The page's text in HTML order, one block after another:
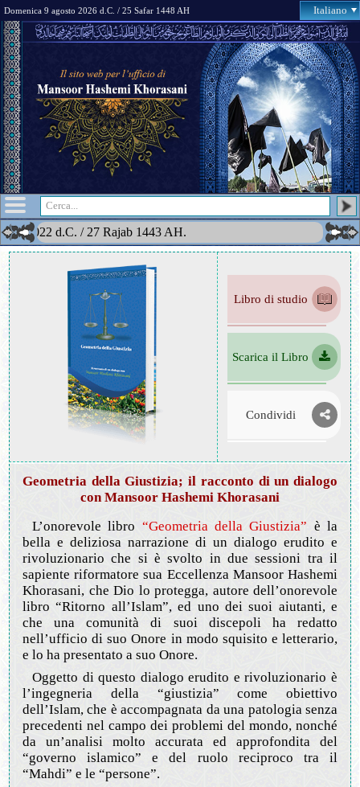
Domenica 9 agosto 2026 d.C. / 25 Safar 1448 AH Italiano
d.C. / 27 Rajab 1443 AH.
Libro di studio
Scarica il Libro
Condividi
Geometria della Giustizia; il racconto di un dialogo
con Mansoor Hashemi Khorasani
L’onorevole libro “Geometria della Giustizia” è la
bella e deliziosa narrazione di un dialogo erudito e
rivoluzionario che si è svolto in due sessioni tra il
sapiente riformatore sua Eccellenza Mansoor Hashemi
Khorasani, che Dio lo protegga, autore dell’onorevole
libro “Ritorno all’Islam”, ed uno dei suoi aiutanti, e
che una comunità di suoi discepoli ha redatto
nell’ufficio di suo Onore in modo squisito e letterario,
e lo ha presentato a suo Onore.
Oggetto di questo dialogo erudito e rivoluzionario è
l’ingegneria della “giustizia” come obiettivo
dell’Islam, che è accompagnata da una patologia senza
precedenti nel campo dei problemi del mondo, nonché
da un’analisi molto accurata ed approfondita del
“governo islamico” e del ruolo reciproco tra il
“Mahdi” e le “persone”.